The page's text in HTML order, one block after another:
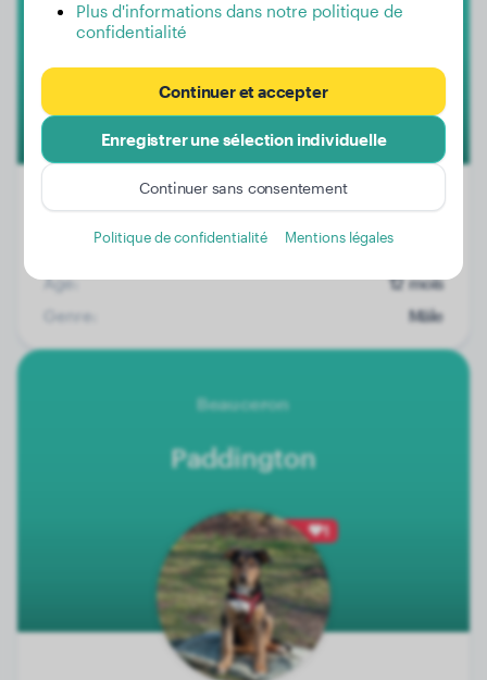
Âge:
12 mois
Genre:
Mâle
Beauceron
Paddington
1
Plus d'informations dans notre politique de
confidentialité
Continuer et accepter
Enregistrer une sélection individuelle
Continuer sans consentement
Politique de confidentialité Mentions légales